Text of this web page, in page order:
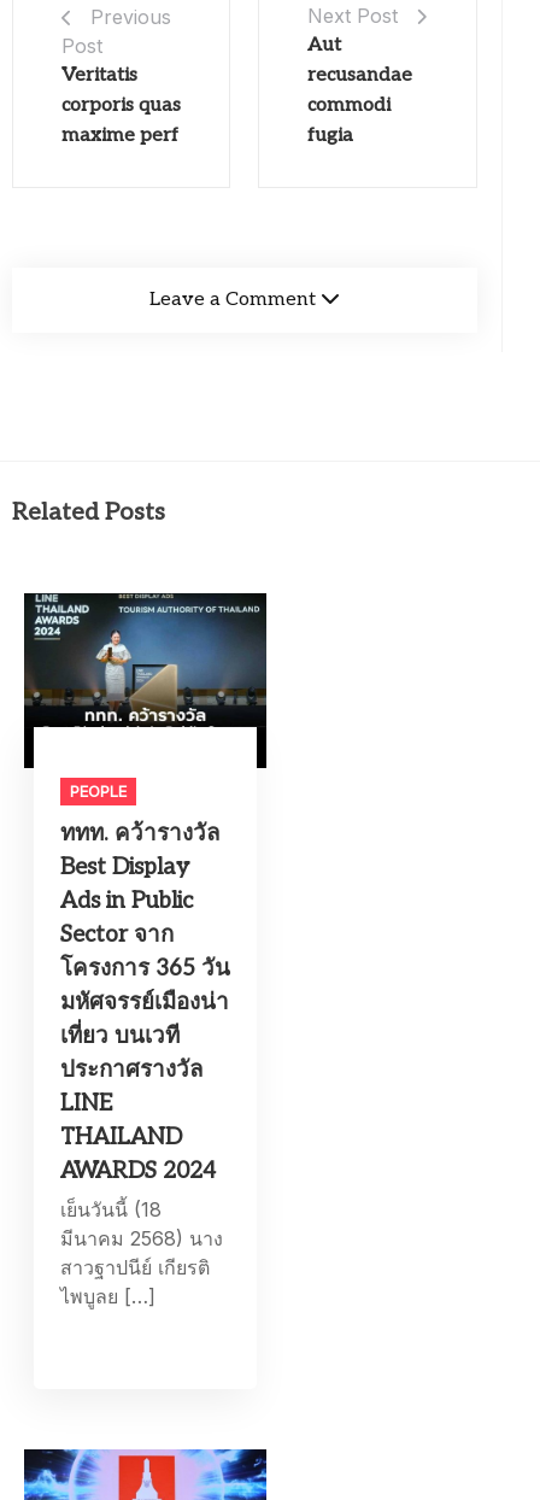
Previous
Post
Veritatis
corporis quas
maxime perf
Next Post
Aut
recusandae
commodi
fugia
Leave a Comment
Related Posts
PEOPLE
ททท. คว้ารางวัล
Best Display
Ads in Public
Sector จาก
โครงการ 365 วัน
มหัศจรรย์เมืองน่า
เที่ยว บนเวที
ประกาศรางวัล
LINE
THAILAND
AWARDS 2024
เย็นวันนี้ (18
มีนาคม 2568) นาง
สาวฐาปนีย์ เกียรติ
ไพบูลย […]